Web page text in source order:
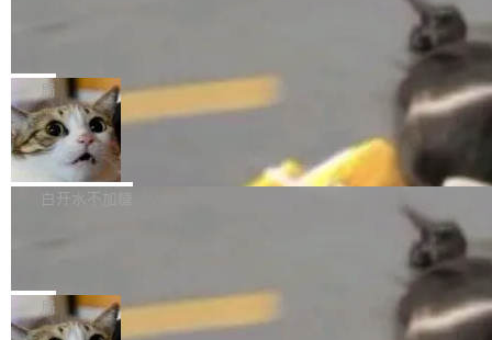
质的最低采样率）的音频格式将被拒绝 修复了 C
SS 圆角虚线样式中可能存在的问题 如果表单中
的图像元素不在同一个子树中，则它们将不再关
联 加...
最强的若干项。对于尚未正式发版的 PG 19，则
通过拉取过去一年内（从 PG 18 Beta1 时间点
至今）的所有 commit，同样交由 AI 分析提炼。
经过人工复核，准确度令人满意。这一方法也为
社区爱好者提供了高效跟踪新版本的思路。
维护工作一直与我的日常工作、家务、社交生活
和休闲娱乐竞争时间。" 这是 libexpat 维护者 S
ebastian Pipping 写在博客里的话。8 月 4 日，
他宣布了一个新消息：从 2026 年 8 月 1 日起，
他可以全职维护 libexpat 了，最长 6 个月。发
库之一。你的操作系统、浏览器、无数的基础设
施软件，很可能都在用它。而过去十年，维护它
局
Firefox 153.0.3 发布
Firefox 153.0.3 现已发布，具体更新内容如
下： New Smart Window 包含多项增强功能：
gi?id=2019042">Bug&nbsp;2019042</a>）</l
i> <li>现在，助手可以直接使用 Exa 的网络搜索
白开水不加糖
的 npm 包。项目的核心论点是：容器不适合 Ag
ent 计算。真正适合的，是 Isolate。 Cloudflare
局